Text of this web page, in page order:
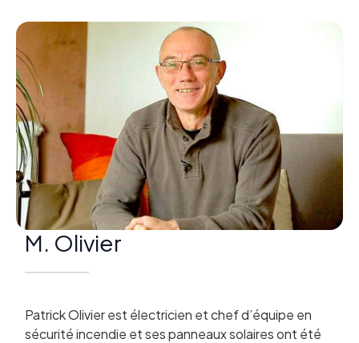
M. Olivier
Patrick Olivier est électricien et chef d’équipe en
sécurité incendie et ses panneaux solaires ont été